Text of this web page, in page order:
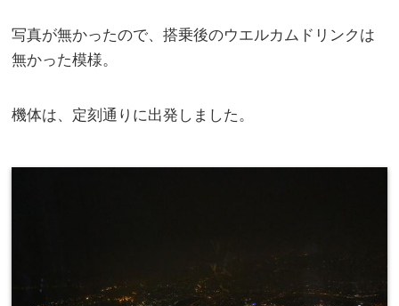
写真が無かったので、搭乗後のウエルカムドリンクは
無かった模様。
機体は、定刻通りに出発しました。